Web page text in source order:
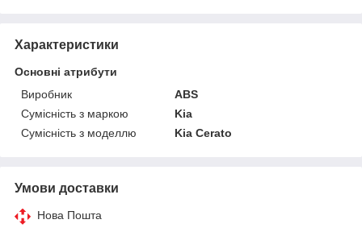
Характеристики
Основні атрибути
Виробник
ABS
Сумісність з маркою
Kia
Сумісність з моделлю
Kia Cerato
Умови доставки
Нова Пошта